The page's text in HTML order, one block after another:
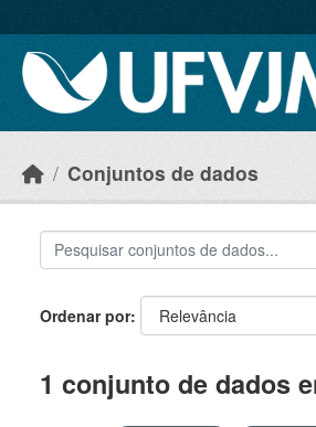
Conjuntos de dados
Ordenar por
1 conjunto de dados